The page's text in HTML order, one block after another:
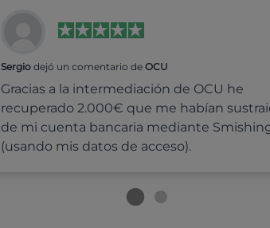
Sergiodejó un comentario de OCU
Gracias a la intermediación de OCU he
recuperado 2.000€ que me habían
de mi cuenta bancaria mediante
(usando mis datos de acceso).